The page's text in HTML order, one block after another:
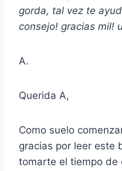
gorda, tal vez te
consejo! gracias mil!
A.
Querida A,
Como suelo
gracias por leer este
tomarte el tiempo de